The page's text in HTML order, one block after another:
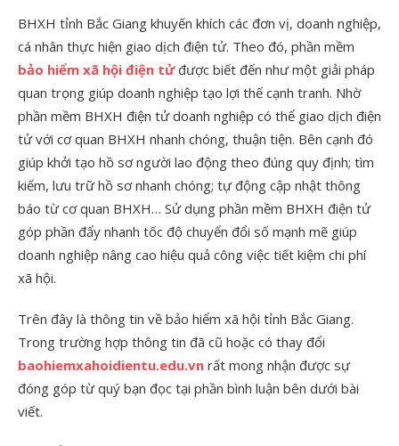
BHXH tỉnh Bắc Giang khuyến khích các đơn vị, doanh nghiệp,
cá nhân thực hiện giao dịch điện tử. Theo đó, phần mềm
bảo hiểm xã hội điện tửđược biết đến như một giải pháp
quan trọng giúp doanh nghiệp tạo lợi thế cạnh tranh. Nhờ
phần mềm BHXH điện tử doanh nghiệp có thể giao dịch điện
tử với cơ quan BHXH nhanh chóng, thuận tiện. Bên cạnh đó
giúp khởi tạo hồ sơ người lao động theo đúng quy định; tìm
kiếm, lưu trữ hồ sơ nhanh chóng; tự động cập nhật thông
báo từ cơ quan BHXH… Sử dụng phần mềm BHXH điện tử
góp phần đẩy nhanh tốc độ chuyển đổi số mạnh mẽ giúp
doanh nghiệp nâng cao hiệu quả công việc tiết kiệm chi phí
xã hội.
Trên đây là thông tin về bảo hiểm xã hội tỉnh Bắc Giang.
Trong trường hợp thông tin đã cũ hoặc có thay đổi
baohiemxahoidientu.edu.vn rất mong nhận được sự
đóng góp từ quý bạn đọc tại phần bình luận bên dưới bài
viết.